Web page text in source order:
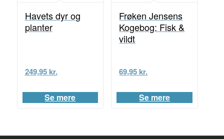
Havets dyr og
planter
249,95 kr.
Se mere
Frøken Jensens
Kogebog: Fisk &
vildt
69,95 kr.
Se mere